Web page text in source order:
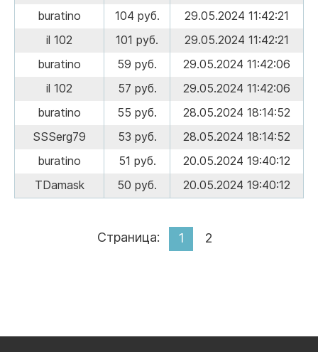
buratino
104 руб.
29.05.2024 11:42:21
il 102
101 руб.
29.05.2024 11:42:21
buratino
59 руб.
29.05.2024 11:42:06
il 102
57 руб.
29.05.2024 11:42:06
buratino
55 руб.
28.05.2024 18:14:52
SSSerg79
53 руб.
28.05.2024 18:14:52
buratino
51 руб.
20.05.2024 19:40:12
TDamask
50 руб. 20.05.2024 19:40:12
Страница: 1 2